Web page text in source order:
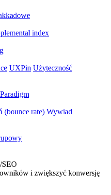
index
UXPin Użyteczność
(bounce rate) Wywiad
SEO
i zwiększyć konwersję